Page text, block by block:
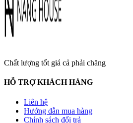
Chất lượng tốt giá cả phải chăng
HỖ TRỢ KHÁCH HÀNG
Liên hệ
Hướng dẫn mua hàng
Chính sách đổi trả